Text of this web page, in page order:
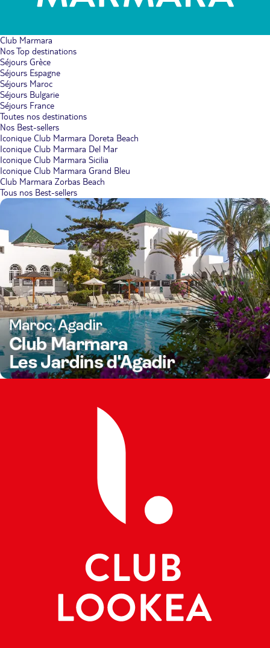
Club Marmara
Nos Top destinations
Séjours Grèce
Séjours Espagne
Séjours Maroc
Séjours Bulgarie
Séjours France
Toutes nos destinations
Nos Best-sellers
Iconique Club Marmara Doreta Beach
Iconique Club Marmara Del Mar
Iconique Club Marmara Sicilia
Iconique Club Marmara Grand Bleu
Club Marmara Zorbas Beach
Tous nos Best-sellers